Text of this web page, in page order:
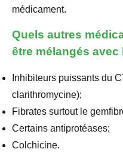
médicament.
Quels autres
être mélangés
Inhibiteurs puissants du
clarithromycine);
Fibrates surtout le
Certains antiprotéases;
Colchicine.